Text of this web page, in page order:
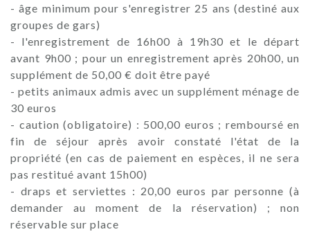
- âge minimum pour s'enregistrer 25 ans (destiné aux
groupes de gars)
- l'enregistrement de 16h00 à 19h30 et le départ
avant 9h00 ; pour un enregistrement après 20h00, un
supplément de 50,00 € doit être payé
- petits animaux admis avec un supplément ménage de
30 euros
- caution (obligatoire) : 500,00 euros ; remboursé en
fin de séjour après avoir constaté l'état de la
propriété (en cas de paiement en espèces, il ne sera
pas restitué avant 15h00)
- draps et serviettes : 20,00 euros par personne (à
demander au moment de la réservation) ; non
réservable sur place